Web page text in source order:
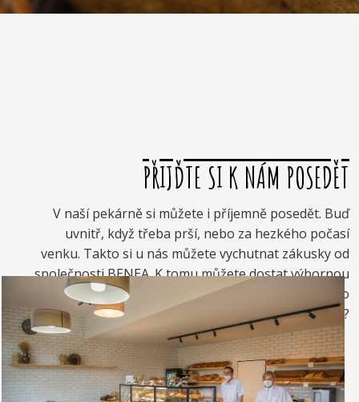
PŘIJĎTE SI K NÁM POSEDĚT
V naší pekárně si můžete i příjemně posedět. Buď
uvnitř, když třeba prší, nebo za hezkého počasí
venku. Takto si u nás můžete vychutnat zákusky od
společnosti BENEA. K tomu můžete dostat výbornou
kávou. Nebo si raději dáte zrmzlinový pohár nebo
vynikající točenou zmrzlinu?